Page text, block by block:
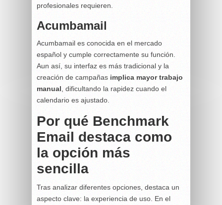
profesionales requieren.
Acumbamail
Acumbamail es conocida en el mercado
español y cumple correctamente su función.
Aun así, su interfaz es más tradicional y la
creación de campañas implica mayor trabajo
manual , dificultando la rapidez cuando el
calendario es ajustado.
Por qué Benchmark
Email destaca como
la opción más
sencilla
Tras analizar diferentes opciones, destaca un
aspecto clave: la experiencia de uso. En el